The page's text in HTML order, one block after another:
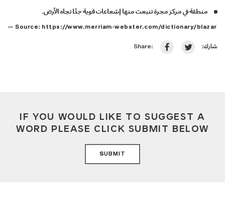
منطقة في مركز مجرة تنبعث منها إشعاعات قوية جدًا تجاه الأرض.
— Source: https://www.merriam-webster.com/dictionary/blazar
Share: شارك:
IF YOU WOULD LIKE TO SUGGEST A
WORD PLEASE CLICK SUBMIT BELOW
SUBMIT